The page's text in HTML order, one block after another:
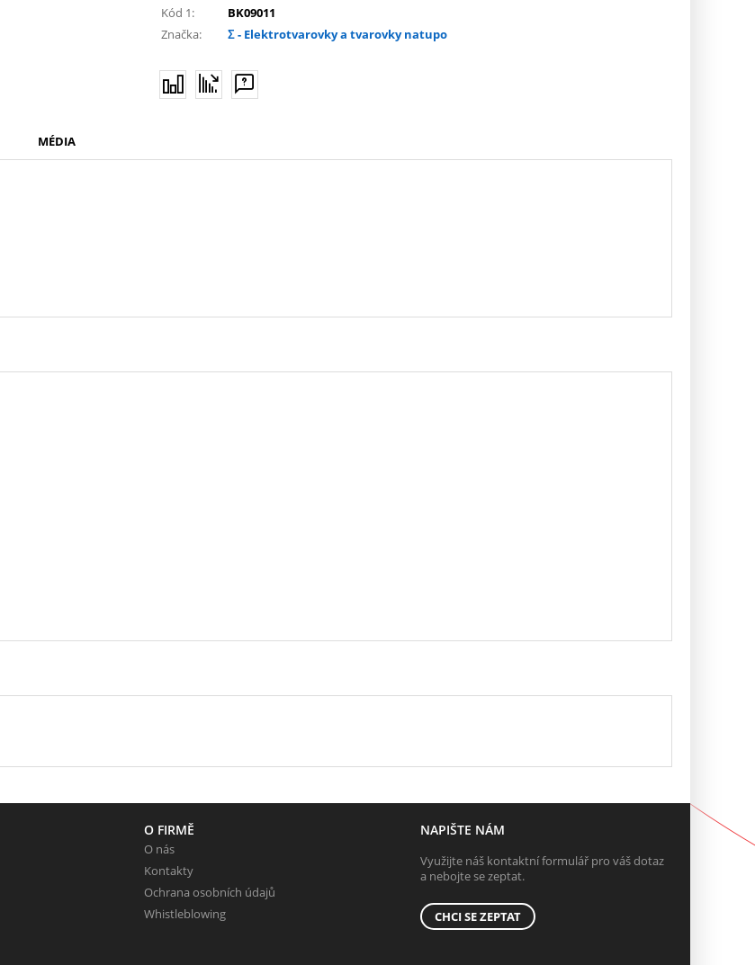
Kód 1:
BK09011
Značka:
Σ - Elektrotvarovky a tvarovky natupo
MÉDIA
O FIRMĚ
O nás
Kontakty
Ochrana osobních údajů
Whistleblowing
NAPIŠTE NÁM
Využijte náš kontaktní formulář pro váš dotaz
a nebojte se zeptat.
CHCI SE ZEPTAT